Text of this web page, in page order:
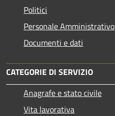
Politici
Personale Amministrativo
Documenti e dati
CATEGORIE DI SERVIZIO
Anagrafe e stato civile
Vita lavorativa